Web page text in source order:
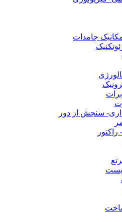
جامدات
سنجش از دور